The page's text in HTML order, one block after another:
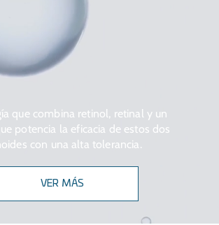
que combina retinol, retinal y un
potencia la eficacia de estos dos
con una alta tolerancia.
VER MÁS